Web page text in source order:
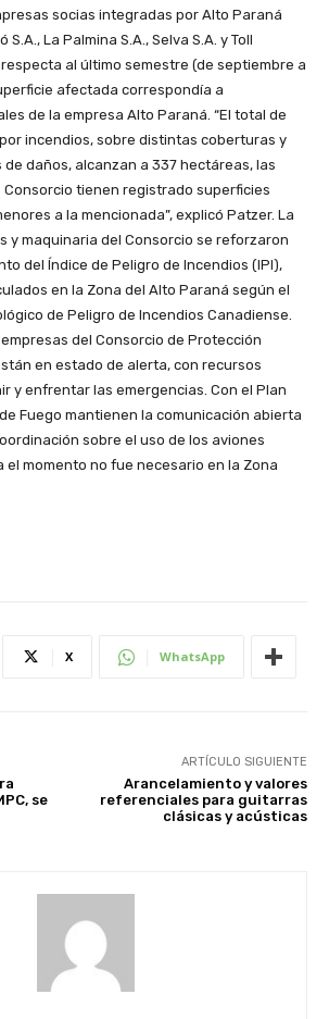
socias integradas por Alto Paraná
S.A., La Palmina S.A., Selva S.A. y Toll
respecta al último semestre (de septiembre a
afectada correspondía a
de la empresa Alto Paraná. “El total de
incendios, sobre distintas coberturas y
daños, alcanzan a 337 hectáreas, las
Consorcio tienen registrado superficies
a la mencionada”, explicó Patzer. La
y maquinaria del Consorcio se reforzaron
del Índice de Peligro de Incendios (IPI),
en la Zona del Alto Paraná según el
de Peligro de Incendios Canadiense.
del Consorcio de Protección
en estado de alerta, con recursos
y enfrentar las emergencias. Con el Plan
Fuego mantienen la comunicación abierta
sobre el uso de los aviones
el momento no fue necesario en la Zona
X WhatsApp
se
ARTÍCULO SIGUIENTE
Arancelamiento y valores
referenciales para guitarras
clásicas y acústicas